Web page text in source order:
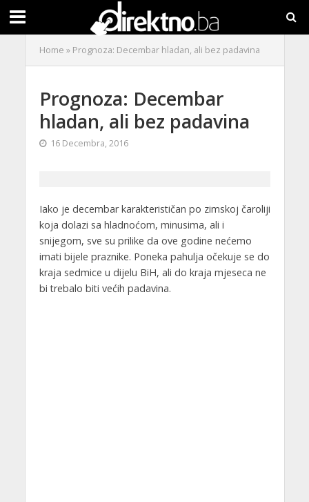
Home » Prognoza: Decembar hladan, ali bez padavina
Prognoza: Decembar
hladan, ali bez padavina
16 Decembra, 2016
Iako je decembar karakterističan po zimskoj čaroliji
koja dolazi sa hladnoćom, minusima, ali i
snijegom, sve su prilike da ove godine nećemo
imati bijele praznike. Poneka pahulja očekuje se do
kraja sedmice u dijelu BiH, ali do kraja mjeseca ne
bi trebalo biti većih padavina.